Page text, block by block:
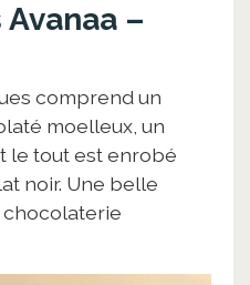
Avanaa –
comprend un
moelleux, un
le tout est enrobé
noir. Une belle
chocolaterie